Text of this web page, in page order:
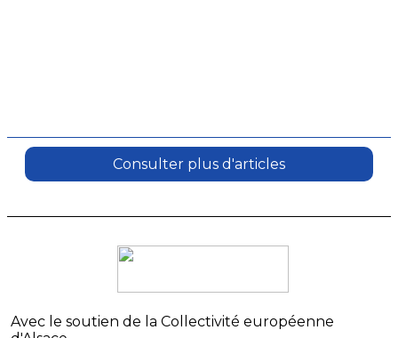
Avec le soutien de la Collectivité européenne